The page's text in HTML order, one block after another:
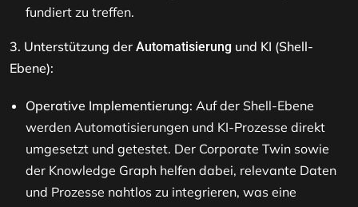
fundiert zu treffen.
3. Unterstützung der Automatisierung und KI (Shell-
Ebene):
Operative Implementierung: Auf der Shell-Ebene
werden Automatisierungen und KI-Prozesse direkt
umgesetzt und getestet. Der Corporate Twin sowie
der Knowledge Graph helfen dabei, relevante Daten
und Prozesse nahtlos zu integrieren, was eine